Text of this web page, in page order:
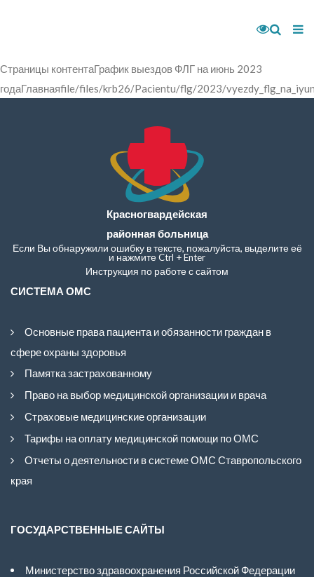
Страницы контентаГрафик выездов ФЛГ на июнь 2023
годаГлавнаяfile/files/krb26/Pacientu/flg/2023/
Красногвардейская
районная больница
Если Вы обнаружили ошибку в тексте, пожалуйста, выделите её
и нажмите Ctrl + Enter
Инструкция по работе с сайтом
СИСТЕМА ОМС
Основные права пациента и обязанности граждан в
сфере охраны здоровья
Памятка застрахованному
Право на выбор медицинской организации и врача
Страховые медицинские организации
Тарифы на оплату медицинской помощи по ОМС
Отчеты о деятельности в системе ОМС Ставропольского
края
ГОСУДАРСТВЕННЫЕ САЙТЫ
Министерство здравоохранения Российской Федерации